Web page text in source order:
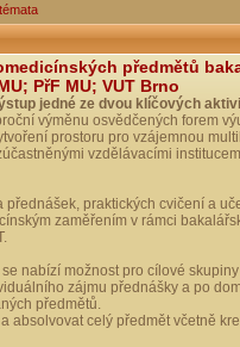
předmětů
PřF MU; VUT Brno
jedné ze dvou klíčových
výměnu osvědčených forem
prostoru pro vzájemnou
vzdělávacími
přednášek, praktických cvičení a
zaměřením v rámci
nabízí možnost pro cílové
zájmu přednášky a po
předmětů.
absolvovat celý předmět včetně